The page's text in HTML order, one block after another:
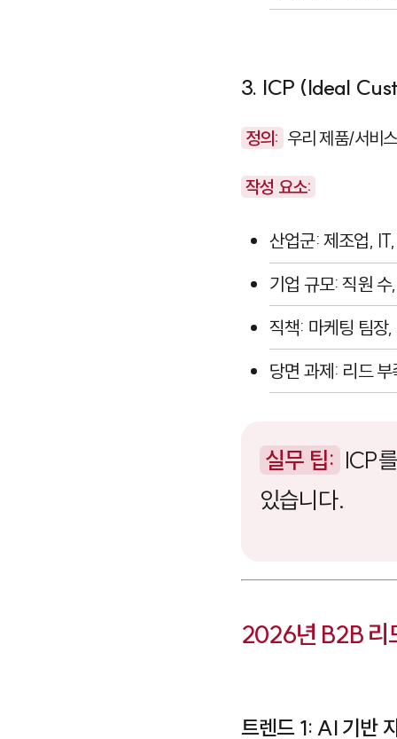
3. ICP (Ideal
정의: 우리 제품/서비
작성 요소:
산업군: 제조업,
기업 규모: 직원
직책: 마케팅 팀
당면 과제: 리드
실무 팁: ICP
있습니다.
2026년 B2B 리
트렌드 1: AI 기반